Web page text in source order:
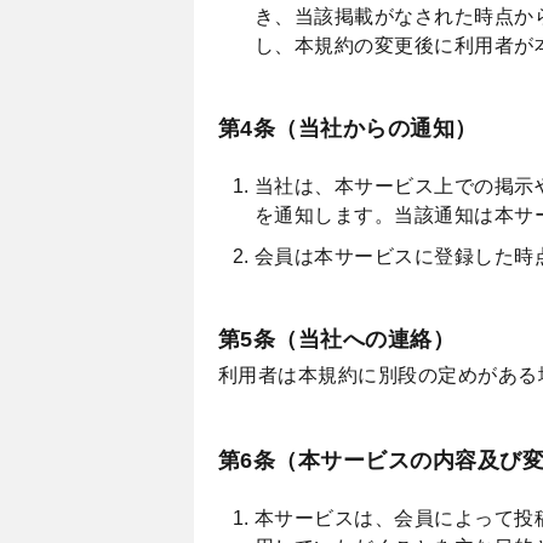
き、当該掲載がなされた時点
し、本規約の変更後に利用者
第4条（当社からの通知）
当社は、本サービス上での掲
を通知します。当該通知は本
会員は本サービスに登録した
第5条（当社への連絡）
利用者は本規約に別段の定めがあ
第6条（本サービスの内容及び
本サービスは、会員によって